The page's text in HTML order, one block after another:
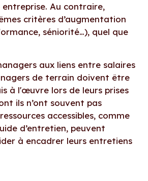
Au contraire,
critères d’augmentation
séniorité…), quel que
aux liens entre salaires
de terrain doivent être
à l'œuvre lors de leurs prises
ils n’ont souvent pas
accessibles, comme
d’entretien, peuvent
à encadrer leurs entretiens